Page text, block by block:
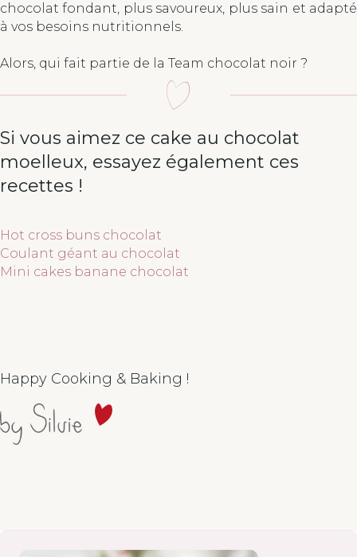
chocolat fondant, plus savoureux, plus sain et adapté
à vos besoins nutritionnels.
Alors, qui fait partie de la Team chocolat noir ?
Si vous aimez ce cake au chocolat
moelleux, essayez également ces
recettes !
Hot cross buns chocolat
Coulant géant au chocolat
Mini cakes banane chocolat
Happy Cooking & Baking !